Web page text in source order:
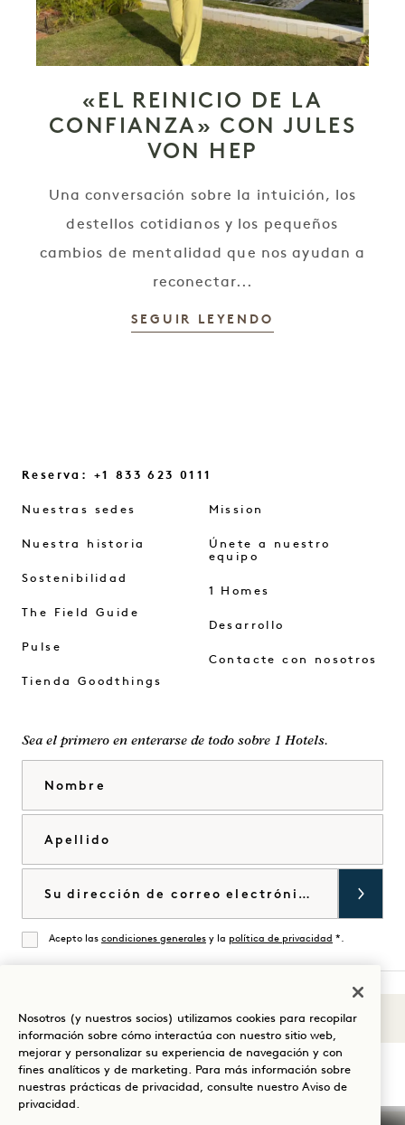
«EL REINICIO DE LA
CONFIANZA» CON JULES
VON HEP
Una conversación sobre la intuición, los
destellos cotidianos y los pequeños
cambios de mentalidad que nos ayudan a
reconectar...
SEGUIR LEYENDO
Sonidos de 1
Reserva: +1 833 623 0111
Nuestras sedes
Nuestra historia
Sostenibilidad
The Field Guide
Pulse
Tienda Goodthings
Mission
Únete a nuestro
equipo
1 Homes
Desarrollo
Contacte con nosotros
Sea el primero en enterarse de todo sobre 1 Hotels.
De acuerdo
Acepto las condiciones generales y la política de privacidad *.
Visita
1
Hotels
Visita
1
Hotels
Visite
1
Hotels
1
Hotels
Visite
1
Hotels
Visita
1
Hotels
Guíe su estancia
Nosotros (y nuestros socios) utilizamos cookies para recopilar
información sobre cómo interactúa con nuestro sitio web,
mejorar y personalizar su experiencia de navegación y con
fines analíticos y de marketing. Para más información sobre
nuestras prácticas de privacidad, consulte nuestro Aviso de
privacidad .